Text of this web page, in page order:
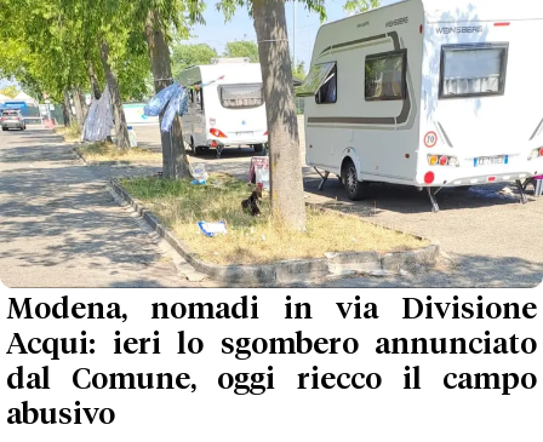
Modena, nomadi in via Divisione
Acqui: ieri lo sgombero annunciato
dal Comune, oggi riecco il campo
abusivo